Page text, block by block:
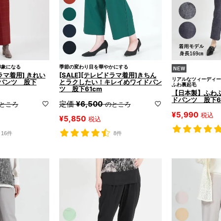
になる
着用] きれい
ンツ 股下
ころ
16件
季節の変わり目を華やかにする
[SALE][テレビドラマ着用]きちん
とラクしたい！キレイめワイドパン
ツ 股下61cm
定価 ¥6,500 のところ
¥5,850 税込
8件
リアルなツィーディ
ふわ裏起毛
【日本製】ふわ
ドパンツ 股下
¥5,990 税込